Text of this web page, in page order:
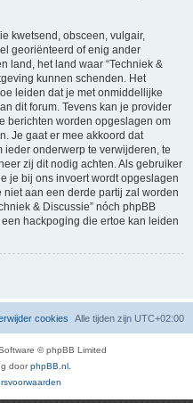
kwetsend, obsceen, vulgair,
georiënteerd of enig ander
land, het land waar “Techniek &
kunnen schenden. Het
leiden dat je met onmiddellijke
dit forum. Tevens kan je provider
berichten worden opgeslagen om
Je gaat er mee akkoord dat
ieder onderwerp te verwijderen, te
zij dit nodig achten. Als gebruiker
je bij ons invoert wordt opgeslagen
aan een derde partij zal worden
& Discussie” nóch phpBB
hackpoging die ertoe kan leiden
Alle tijden zijn UTC+02:00
cookies
© phpBB Limited
doorphpBB.nl